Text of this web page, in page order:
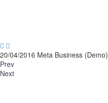
 
20/04/2016 Meta Business (Demo)
Prev
Next